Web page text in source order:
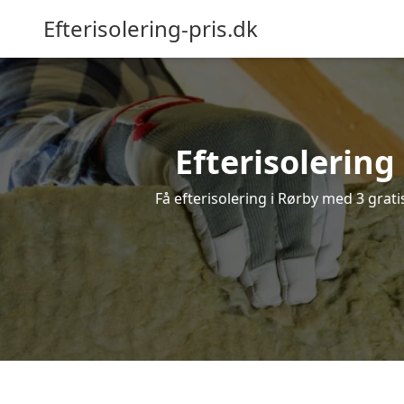
Efterisolering-pris.dk
Efterisolering
Få efterisolering i Rørby med 3